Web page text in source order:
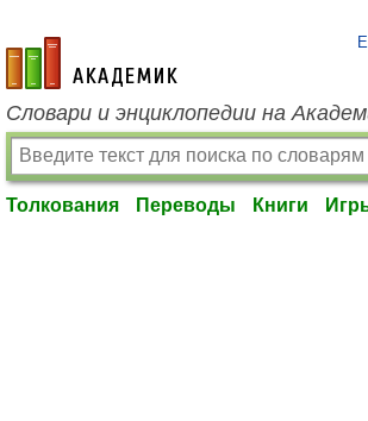
academic.ru
Словари и энциклопедии на
Толкования Переводы Книги